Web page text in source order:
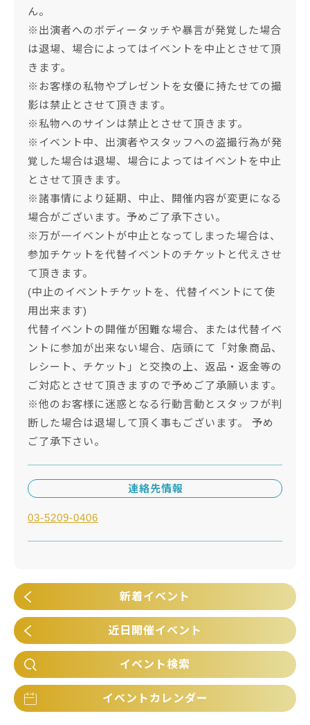
ん。
※出演者へのボディータッチや暴言が発覚した場合
は退場、場合によってはイベントを中止とさせて頂
きます。
※お客様の私物やプレゼントを女優に持たせての撮
影は禁止とさせて頂きます。
※私物へのサインは禁止とさせて頂きます。
※イベント中、出演者やスタッフへの盗撮行為が発
覚した場合は退場、場合によってはイベントを中止
とさせて頂きます。
※諸事情により延期、中止、開催内容が変更になる
場合がございます。予めご了承下さい。
※万が一イベントが中止となってしまった場合は、
参加チケットを代替イベントのチケットと代えさせ
て頂きます。
(中止のイベントチケットを、代替イベントにて使
用出来ます)
代替イベントの開催が困難な場合、または代替イベ
ントに参加が出来ない場合、店頭にて「対象商品、
レシート、チケット」と交換の上、返品・返金等の
ご対応とさせて頂きますので予めご了承願います。
※他のお客様に迷惑となる行動言動とスタッフが判
断した場合は退場して頂く事もございます。 予め
ご了承下さい。
連絡先情報
03-5209-0406
新着イベント
近日開催イベント
イベント検索
イベントカレンダー